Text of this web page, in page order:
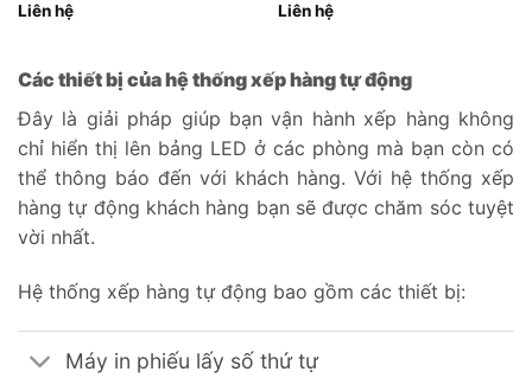
Liên hệ
Liên hệ
Các thiết bị của hệ thống xếp hàng tự động
Đây là giải pháp giúp bạn vận hành xếp hàng không
chỉ hiển thị lên bảng LED ở các phòng mà bạn còn có
thể thông báo đến với khách hàng. Với hệ thống xếp
hàng tự động khách hàng bạn sẽ được chăm sóc tuyệt
vời nhất.
Hệ thống xếp hàng tự động bao gồm các thiết bị:
Máy in phiếu lấy số thứ tự